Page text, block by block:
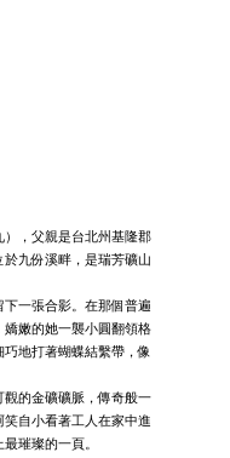
，父親是台北州基隆郡
九份溪畔，是瑞芳礦山
一張合影。在那個普遍
嫩的她一襲小圓翻領格
地打著蝴蝶結繫帶，像
的金礦礦脈，傳奇般一
自小看著工人在家中進
璀璨的一頁。